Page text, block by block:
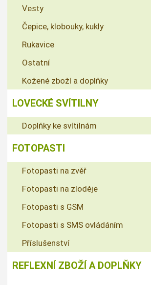
Vesty
Čepice, klobouky, kukly
Rukavice
Ostatní
Kožené zboží a doplňky
LOVECKÉ SVÍTILNY
Doplňky ke svítilnám
FOTOPASTI
Fotopasti na zvěř
Fotopasti na zloděje
Fotopasti s GSM
Fotopasti s SMS ovládáním
Příslušenství
REFLEXNÍ ZBOŽÍ A DOPLŇKY